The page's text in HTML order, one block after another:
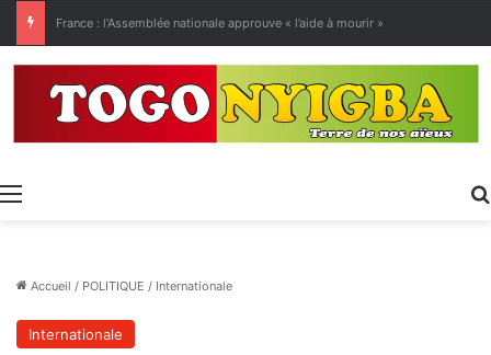
Menu
Accueil / POLITIQUE / Internationale
Internationale